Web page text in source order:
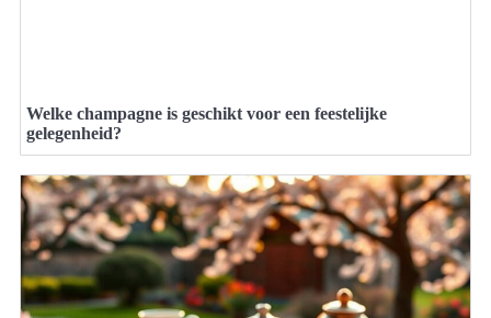
Welke champagne is geschikt voor een feestelijke
gelegenheid?